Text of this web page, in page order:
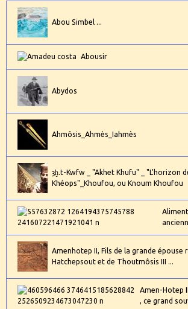
Abou Simbel ...
Abousir
Abydos
Ahmôsis_Ahmès_Iahmès
ȝḫ.t-Kwfw _ "Akhet Khufu" _ "L'horizon
Khéops"_Khoufou, ou Knoum Khoufou
Amenhotep II, Fils de la grande épouse
Hatchepsout et de Thoutmôsis III ...
Amen-Hotep
, ce grand